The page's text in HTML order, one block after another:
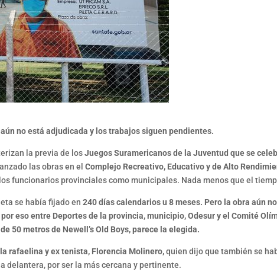
no está adjudicada y los trabajos siguen pendientes.
la previa de losJuegos Suramericanos de la Juventud que se
las obras en el Complejo Recreativo, Educativo y de Alto
funcionarios provinciales como municipales. Nada menos que el
se había fijado en 240 días calendarios u 8 meses. Pero la obra aún
eso entre Deportes de la provincia, municipio, Odesur y el Comité
50 metros de Newell’s Old Boys, parece la elegida.
rafaelina y ex tenista, Florencia Molinero,quien dijo que también se
delantera, por ser la más cercana y pertinente.